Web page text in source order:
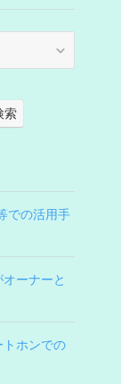
索
での活用手
ーナーと
ホンでの